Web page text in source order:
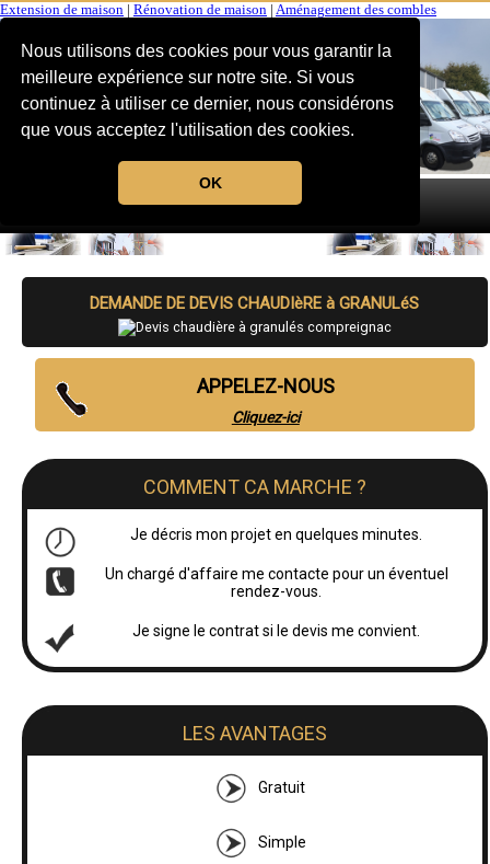
Nous utilisons des cookies pour vous garantir la
meilleure expérience sur notre site. Si vous
continuez à utiliser ce dernier, nous considérons
que vous acceptez l'utilisation des cookies.
OK
Extension de maison Rénovation de maison Aménagement des combles
MENU
DEMANDE DE DEVIS CHAUDIèRE à GRANULéS
APPELEZ-NOUS
Cliquez-ici
COMMENT CA MARCHE ?
Je décris mon projet en quelques minutes.
Un chargé d'affaire me contacte pour un éventuel
rendez-vous.
Je signe le contrat si le devis me convient.
LES AVANTAGES
Gratuit
Simple